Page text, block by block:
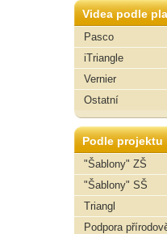
Videa podle
Pasco
iTriangle
Vernier
Ostatní
Podle projektu
"Šablony" ZŠ
"Šablony" SŠ
Triangl
Podpora